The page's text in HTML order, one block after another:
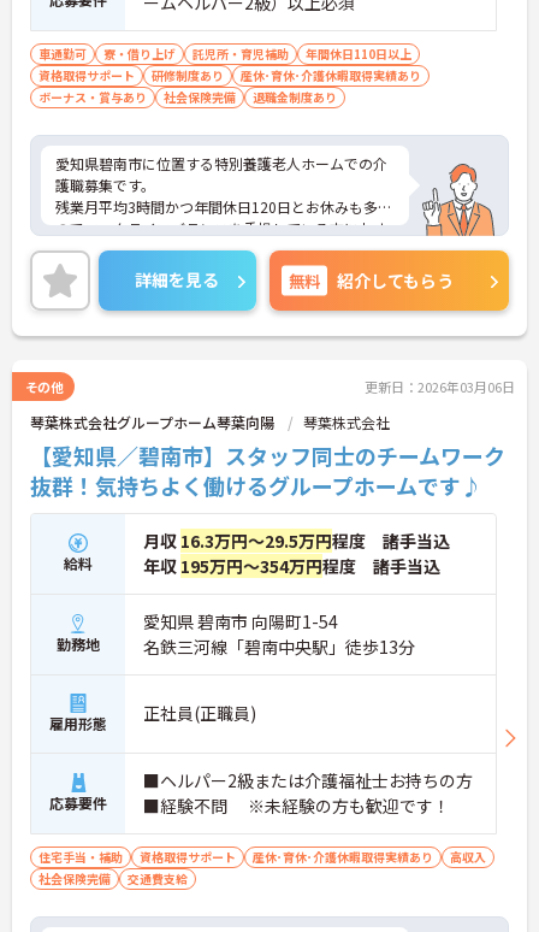
車通勤可 寮・借り上げ 託児所・育児補助
年間休日110日以上
資格取得サポート
研修制度あり
産休･育休･介護休暇取得実績あり
ボーナス・賞与あり
社会保険完備 退職金制度あり
愛知県碧南市に位置する特別養護老人ホームでの介
護職募集です。
残業月平均3時間かつ年間休日120日とお休みも多い
のでワークライフバランスを重視している方におす
すめの求人です♪
ご興味のある方はご面接のポイントお伝えしますの
でご気軽にお問合せください。
詳細を見る 無料 紹介してもらう
その他 更新日：2026年03月06日
琴葉株式会社グループホーム琴葉向陽 琴葉株式会社
【愛知県／碧南市】スタッフ同士のチームワーク
抜群！気持ちよく働けるグループホームです♪
給料
月収 16.3万円～29.5万円程度 諸手当込
年収 195万円～354万円程度 諸手当込
勤務地
愛知県 碧南市 向陽町1-54
名鉄三河線「碧南中央駅」徒歩13分
雇用形態 正社員(正職員)
応募要件
■ヘルパー2級または介護福祉士お持ちの方
■経験不問 ※未経験の方も歓迎です！
住宅手当・補助 資格取得サポート 産休･育休･介護休暇取得実績あり
高収入
社会保険完備
交通費支給